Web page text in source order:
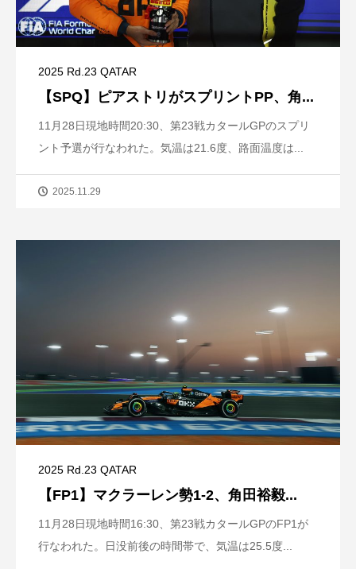
2025 Rd.23 QATAR
【SPQ】ピアストリがスプリントPP、角...
11月28日現地時間20:30、第23戦カタールGPのスプリ
ント予選が行なわれた。気温は21.6度、路面温度は...
2025.11.29
2025 Rd.23 QATAR
【FP1】マクラーレン勢1-2、角田裕毅...
11月28日現地時間16:30、第23戦カタールGPのFP1が
行なわれた。日没前後の時間帯で、気温は25.5度...